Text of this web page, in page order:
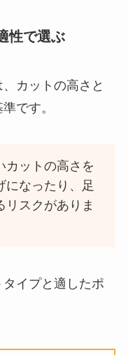
性で選ぶ
カットの高さと
です。
カットの高さを
になったり、足
リスクがありま
イプと適したポ